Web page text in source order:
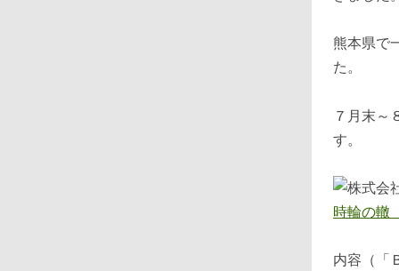
熊本県で
た。
７月末～
す。
時輪の
内容（「